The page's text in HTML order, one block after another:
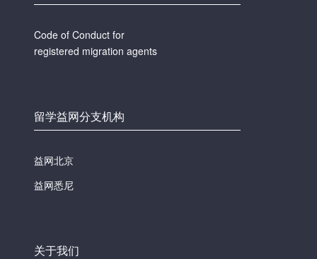
Code of Conduct for
registered migration agents
留学益网分支机构
益网北京
益网悉尼
关于我们